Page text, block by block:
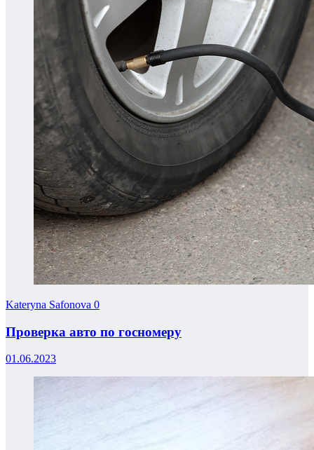
Kateryna Safonova 0
Проверка авто по госномеру
01.06.2023